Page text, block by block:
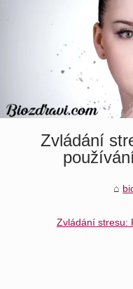
Zvládání
Zvládání stresu: